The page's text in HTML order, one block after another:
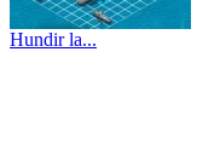
Hundir la...